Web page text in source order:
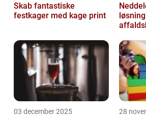
Skab fantastiske
festkager med kage print
03 december 2025 28